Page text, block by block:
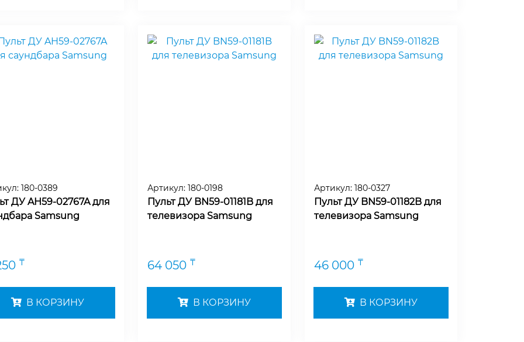
180-0389
ДУ AH59-02767A для
Samsung
₸
В КОРЗИНУ
Артикул: 180-0198
Пульт ДУ BN59-01181B для
телевизора Samsung
64 050 ₸
В КОРЗИНУ
Артикул: 180-0327
Пульт ДУ BN59-01182B для
телевизора Samsung
46 000 ₸
В КОРЗИНУ